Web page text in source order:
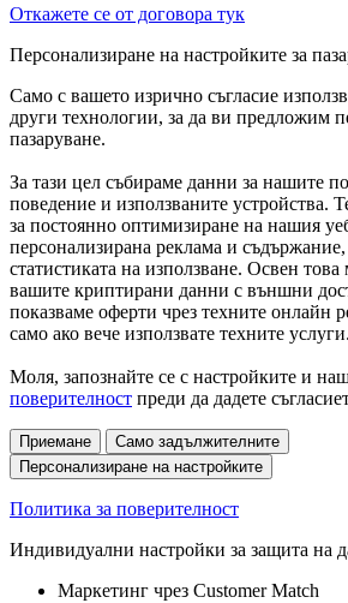
Откажете се от договора тук
Персонализиране на настройките за
Само с вашето изрично съгласие
други технологии, за да ви предложим
пазаруване.
За тази цел събираме данни за нашите
поведение и използваните устройства.
за постоянно оптимизиране на нашия
персонализирана реклама и съдържание,
статистиката на използване. Освен
вашите криптирани данни с външни
показваме оферти чрез техните
само ако вече използвате техните услуги.
Моля, запознайте се с настройките и
поверителност преди да дадете
Приемане
Само задължителните
Персонализиране на настройките
Политика за поверителност
Индивидуални настройки за защита на
Маркетинг чрез Customer Match